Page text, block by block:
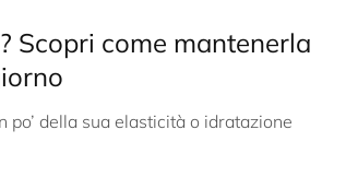
Scopri come mantenerla
della sua elasticità o idratazione